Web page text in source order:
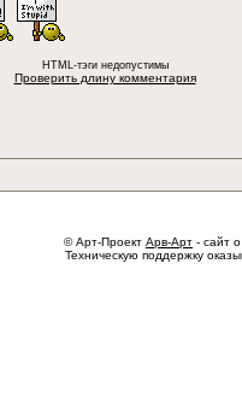
HTML-тэги недопустимы
Проверить длину комментария
© Арт-Проект Арв-Арт - сайт
Техническую поддержку